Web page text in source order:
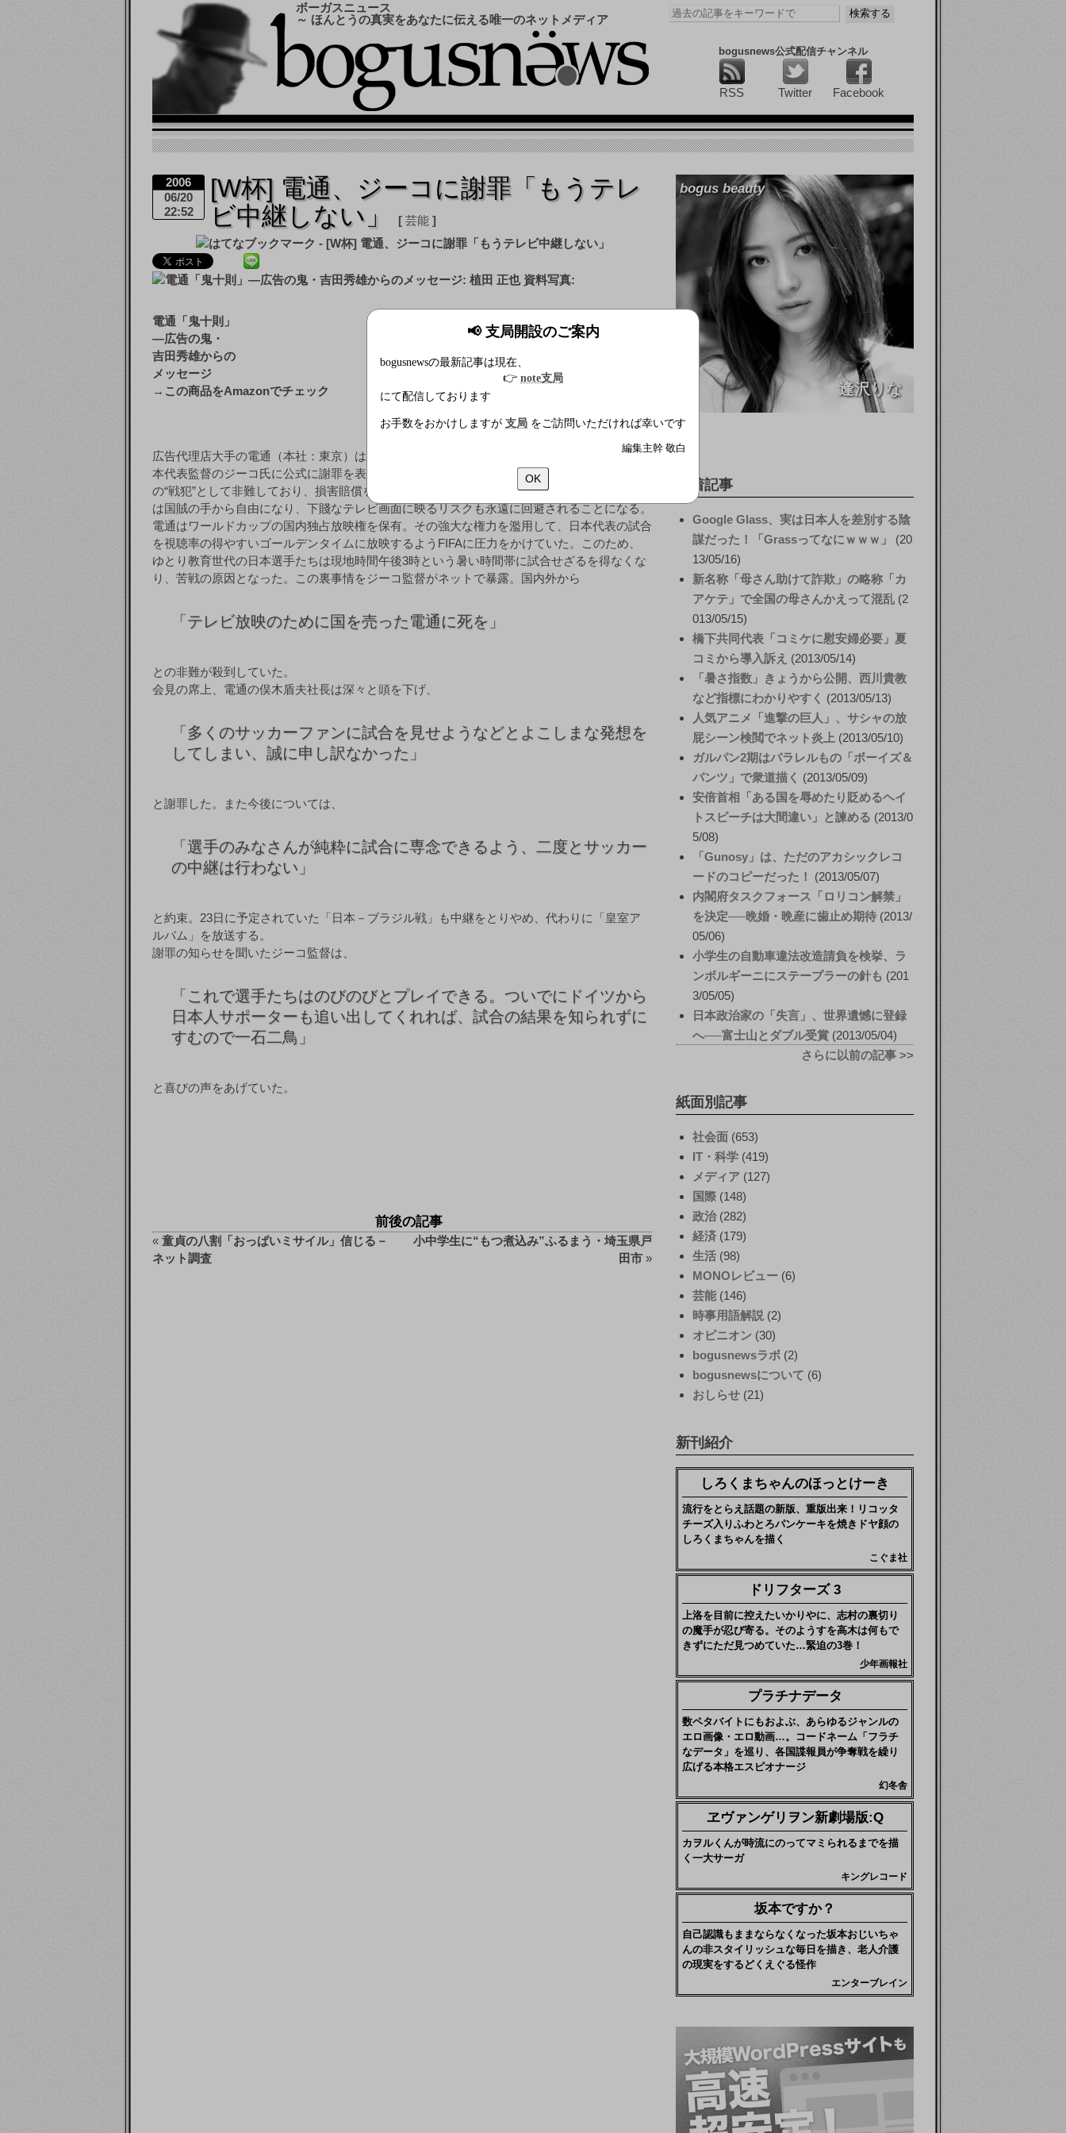
📢 支局開設のご案内
bogusnewsの最新記事は現在、
👉 note支局
にて配信しております
お手数をおかけしますが 支局 をご訪問いただければ幸いです
編集主幹 敬白
OK
ボーガスニュース
～ ほんとうの真実をあなたに伝える唯一のネットメディア
bogusnews公式配信チャンネル
RSS Twitter Facebook
2006
06/20
22:52
[W杯] 電通、ジーコに謝罪「もうテレ
ビ中継しない」
芸能
資料写真:
電通「鬼十則」
―広告の鬼・
吉田秀雄からの
メッセージ
→ この商品をAmazonでチェック
広告代理店大手の電通（本社：東京）は20日、都内で緊急の記者会見を開催。サッカーW杯日
本代表監督のジーコ氏に公式に謝罪を表明した。ジーコ監督は、電通を日本代表チーム不振
の“戦犯”として非難しており、損害賠償を求める訴訟も検討中だった。今回の謝罪でサッカー
は国賊の手から自由になり、下賤なテレビ画面に映るリスクも永遠に回避されることになる。
電通はワールドカップの国内独占放映権を保有。その強大な権力を濫用して、日本代表の試合
を視聴率の得やすいゴールデンタイムに放映するようFIFAに圧力をかけていた。このため、
ゆとり教育世代の日本選手たちは現地時間午後3時という暑い時間帯に試合せざるを得なくな
り、苦戦の原因となった。この裏事情をジーコ監督がネットで暴露。国内外から
「テレビ放映のために国を売った電通に死を」
との非難が殺到していた。
会見の席上、電通の俣木盾夫社長は深々と頭を下げ、
「多くのサッカーファンに試合を見せようなどとよこしまな発想を
してしまい、誠に申し訳なかった」
と謝罪した。また今後については、
「選手のみなさんが純粋に試合に専念できるよう、二度とサッカー
の中継は行わない」
と約束。23日に予定されていた「日本－ブラジル戦」も中継をとりやめ、代わりに「皇室ア
ルバム」を放送する。
謝罪の知らせを聞いたジーコ監督は、
「これで選手たちはのびのびとプレイできる。ついでにドイツから
日本人サポーターも追い出してくれれば、試合の結果を知られずに
すむので一石二鳥」
と喜びの声をあげていた。
前後の記事
« 童貞の八割「おっぱいミサイル」信じる－
ネット調査
小中学生に“もつ煮込み”ふるまう・埼玉県戸
田市»
bogus beauty
逢沢りな
新着記事
Google Glass、実は日本人を差別する陰
謀だった！「Grassってなにｗｗｗ」
20
13/05/16
新名称「母さん助けて詐欺」の略称「カ
アケテ」で全国の母さんかえって混乱 2
013/05/15
橋下共同代表「コミケに慰安婦必要」夏
コミから導入訴え
2013/05/14
「暑さ指数」きょうから公開、西川貴教
など指標にわかりやすく
2013/05/13
人気アニメ「進撃の巨人」、サシャの放
屁シーン検閲でネット炎上
2013/05/10
ガルパン2期はパラレルもの「ボーイズ＆
パンツ」で衆道描く
2013/05/09
安倍首相「ある国を辱めたり貶めるヘイ
トスピーチは大間違い」と諫める
2013/0
5/08
「Gunosy」は、ただのアカシックレコ
ードのコピーだった！
2013/05/07
内閣府タスクフォース「ロリコン解禁」
を決定──晩婚・晩産に歯止め期待 2013/
05/06
小学生の自動車違法改造請負を検挙、ラ
ンボルギーニにステープラーの針も
201
3/05/05
日本政治家の「失言」、世界遺憾に登録
へ──富士山とダブル受賞 2013/05/04
さらに以前の記事 >>
紙面別記事
社会面 (653)
IT・科学 (419)
メディア (127)
国際 (148)
政治(282)
経済 (179)
生活 (98)
MONOレビュー (6)
芸能 (146)
時事用語解説 (2)
オピニオン (30)
bogusnewsラボ (2)
bogusnewsについて (6)
おしらせ (21)
新刊紹介
しろくまちゃんのほっとけーき
流行をとらえ話題の新版、重版出来！リコッタ
チーズ入りふわとろパンケーキを焼きドヤ顔の
しろくまちゃんを描く
こぐま社
ドリフターズ 3
上洛を目前に控えたいかりやに、志村の裏切り
の魔手が忍び寄る。そのようすを高木は何もで
きずにただ見つめていた…緊迫の3巻！
少年画報社
プラチナデータ
数ペタバイトにもおよぶ、あらゆるジャンルの
エロ画像・エロ動画…。コードネーム「フラチ
なデータ」を巡り、各国諜報員が争奪戦を繰り
広げる本格エスピオナージ
幻冬舎
ヱヴァンゲリヲン新劇場版:Q
カヲルくんが時流にのってマミられるまでを描
く一大サーガ
キングレコード
坂本ですか？
自己認識もままならなくなった坂本おじいちゃ
んの非スタイリッシュな毎日を描き、老人介護
の現実をするどくえぐる怪作
エンターブレイン